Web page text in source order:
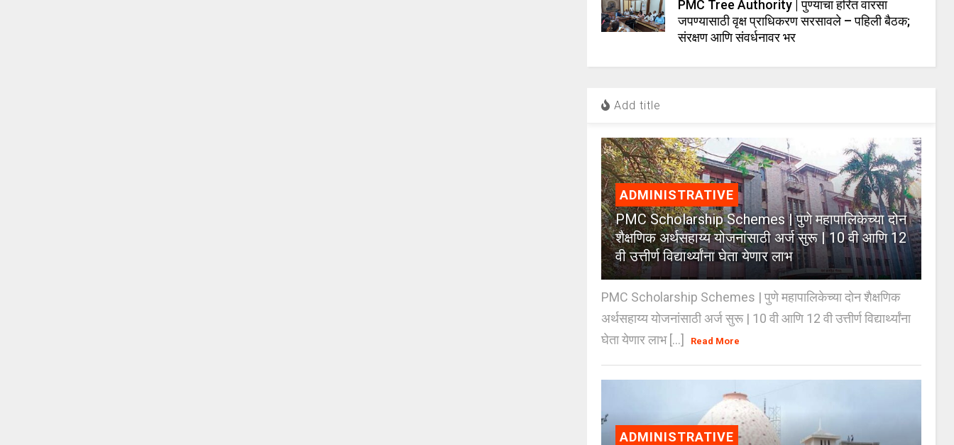
PMC Tree Authority | पुण्याचा हरित वारसा
जपण्यासाठी वृक्ष प्राधिकरण सरसावले – पहिली बैठक;
संरक्षण आणि संवर्धनावर भर
Add title
ADMINISTRATIVE
PMC Scholarship Schemes | पुणे महापालिकेच्या दोन
शैक्षणिक अर्थसहाय्य योजनांसाठी अर्ज सुरू | 10 वी आणि 12
वी उत्तीर्ण विद्यार्थ्यांना घेता येणार लाभ
PMC Scholarship Schemes | पुणे महापालिकेच्या दोन शैक्षणिक
अर्थसहाय्य योजनांसाठी अर्ज सुरू | 10 वी आणि 12 वी उत्तीर्ण विद्यार्थ्यांना
घेता येणार लाभ [...]
Read More
ADMINISTRATIVE